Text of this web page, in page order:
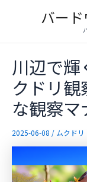
バー
川辺で
クドリ
な観察マ
2025-06-08 / ムクドリ